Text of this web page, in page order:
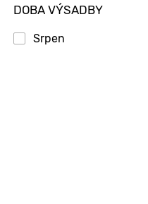
DOBA VÝSADBY
Srpen